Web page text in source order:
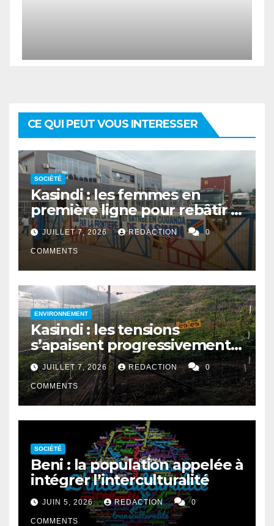
CE QUI PEUT VOUS INTERESSER
SOCIÉTÉ
Kasindi : les femmes en
première ligne pour rebâtir la
cohésion sociale
JUILLET 7, 2026 REDACTION 0
COMMENTS
ENVIRONNEMENT
Kasindi : les tensions
s’apaisent progressivement
entre le PNVi et les
agriculteurs
JUILLET 7, 2026 REDACTION 0
COMMENTS
SOCIÉTÉ
Beni : la population appelée à
intégrer l’interculturalité
JUIN 5, 2026 REDACTION 0
COMMENTS